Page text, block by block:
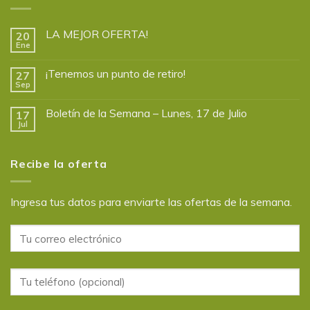
20
Ene
LA MEJOR OFERTA!
27
Sep
¡Tenemos un punto de retiro!
17
Jul
Boletín de la Semana – Lunes, 17 de Julio
Recibe la oferta
Ingresa tus datos para enviarte las ofertas de la semana.